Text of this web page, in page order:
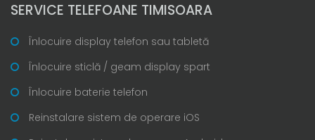
SERVICE TELEFOANE TIMISOARA
Înlocuire display telefon sau tabletă
Înlocuire sticlă / geam display spart
Înlocuire baterie telefon
Reinstalare sistem de operare iOS